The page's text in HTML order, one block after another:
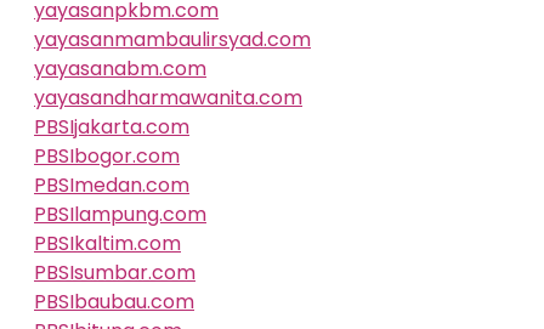
yayasanpkbm.com
yayasanmambaulirsyad.com
yayasanabm.com
yayasandharmawanita.com
PBSIjakarta.com
PBSIbogor.com
PBSImedan.com
PBSIlampung.com
PBSIkaltim.com
PBSIsumbar.com
PBSIbaubau.com